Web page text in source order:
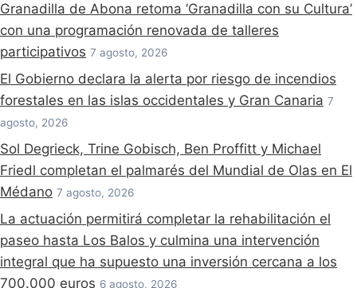
Granadilla de Abona retoma ‘Granadilla con su Cultura’
con una programación renovada de talleres
participativos 7 agosto, 2026
El Gobierno declara la alerta por riesgo de incendios
forestales en las islas occidentales y Gran Canaria 7
agosto, 2026
Sol Degrieck, Trine Gobisch, Ben Proffitt y Michael
Friedl completan el palmarés del Mundial de Olas en El
Médano 7 agosto, 2026
La actuación permitirá completar la rehabilitación el
paseo hasta Los Balos y culmina una intervención
integral que ha supuesto una inversión cercana a los
700.000 euros 6 agosto, 2026